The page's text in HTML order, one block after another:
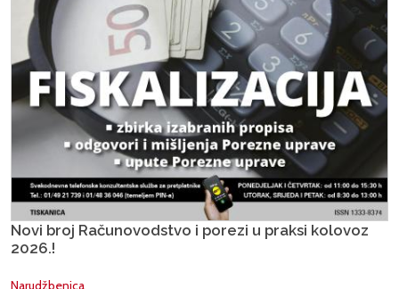
Novi broj Računovodstvo i porezi u praksi kolovoz
2026.!
Narudžbenica